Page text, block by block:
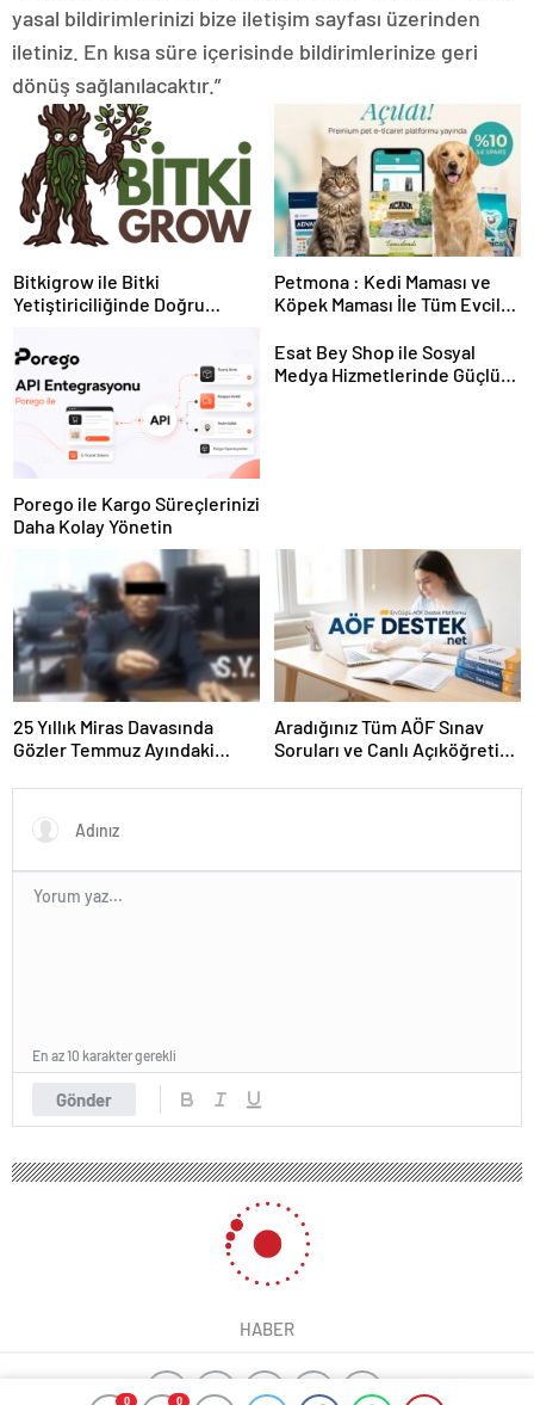
0 0
yasal bildirimlerinizi bize iletişim sayfası üzerinden
iletiniz. En kısa süre içerisinde bildirimlerinize geri
dönüş sağlanılacaktır.”
Bitkigrow ile Bitki
Yetiştiriciliğinde Doğru
Petmona : Kedi Maması ve
Köpek Maması İle Tüm Evcil
Porego ile Kargo Süreçlerinizi
Daha Kolay Yönetin
Esat Bey Shop ile Sosyal
Medya Hizmetlerinde Güçlü
25 Yıllık Miras Davasında
Gözler Temmuz Ayındaki
Aradığınız Tüm AÖF Sınav
Soruları ve Canlı Açıköğretim
Gönder
En az 10 karakter gerekli
HABER